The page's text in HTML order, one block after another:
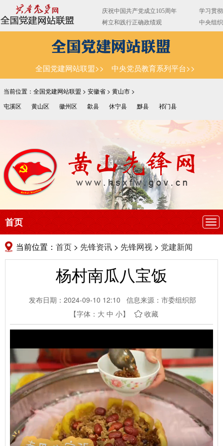
全国党建网站联盟>> 中央党员教育系列平台>>
当前位置：全国党建网站联盟 > 安徽省 > 黄山市 >
屯溪区
黄山区 徽州区 歙县 休宁县 黟县 祁门县
导
首页
当前位置： 首页 > 先锋资讯 > 先锋网视 > 党建新闻
杨村南瓜八宝饭
发布日期：2024-09-10 12:10
信息来源：市委组织部
【字体： 大 中 小】 收藏